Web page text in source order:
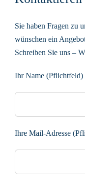
Sie haben Fragen zu
wünschen ein
Schreiben Sie uns –
Ihr Name (Pflichtfeld)
Ihre Mail-Adresse